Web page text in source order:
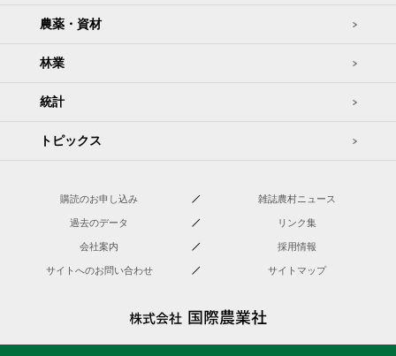
農薬・資材
林業
統計
トピックス
購読のお申し込み 雑誌農村ニュース
過去のデータ リンク集
会社案内 採用情報
サイトへのお問い合わせ サイトマップ